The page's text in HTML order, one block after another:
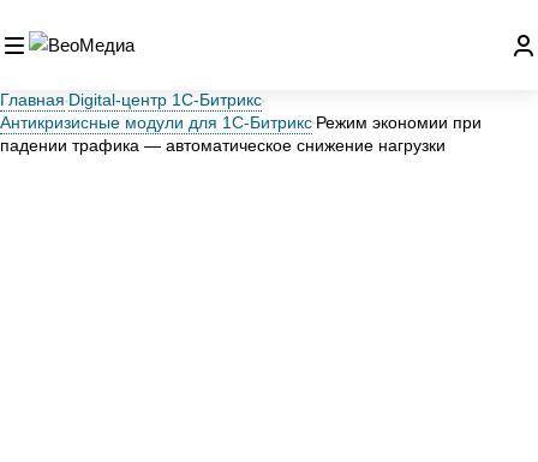
Главная Digital‑центр 1С‑Битрикс
Антикризисные модули для 1С-Битрикс Режим экономии при
падении трафика — автоматическое снижение нагрузки